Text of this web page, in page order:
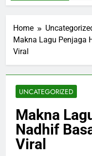
Home
Makna Lagu Penjaga
Viral
UNCATEGORIZED
Makna
Nadhif
Viral